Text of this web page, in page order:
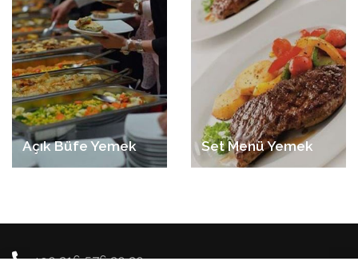
Açık Büfe Yemek Set Menü Yemek
+90 216 576 20 20